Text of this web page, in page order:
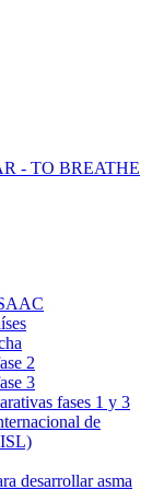
2
3
fases 1 y 3
de
desarrollar asma